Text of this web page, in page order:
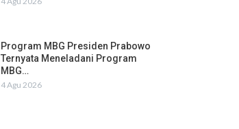
Program MBG Presiden Prabowo
Ternyata Meneladani Program
MBG…
4 Agu 2026